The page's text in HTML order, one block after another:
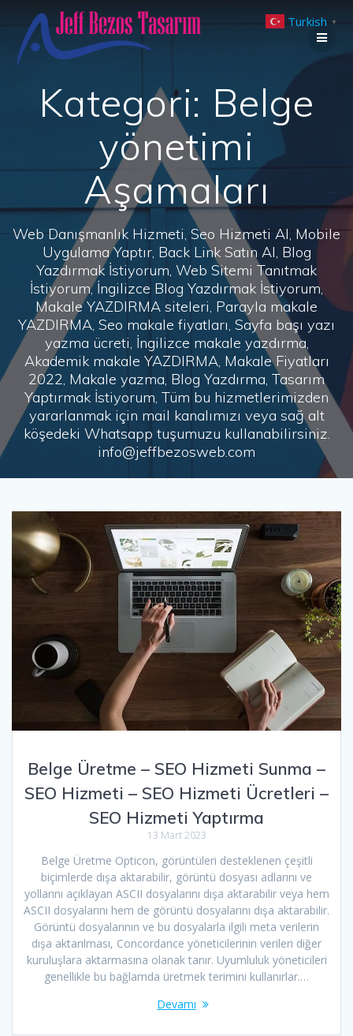
to
Kategori: Belge
yönetimi
Aşamaları
Web Danışmanlık Hizmeti, Seo Hizmeti Al, Mobile
Uygulama Yaptır, Back Link Satın Al, Blog
Yazdırmak İstiyorum, Web Sitemi Tanıtmak
İstiyorum, İngilizce Blog Yazdırmak İstiyorum,
Makale YAZDIRMA siteleri, Parayla makale
YAZDIRMA, Seo makale fiyatları, Sayfa başı yazı
yazma ücreti, İngilizce makale yazdırma,
Akademik makale YAZDIRMA, Makale Fiyatları
2022, Makale yazma, Blog Yazdırma, Tasarım
Yaptırmak İstiyorum, Tüm bu hizmetlerimizden
yararlanmak için mail kanalımızı veya sağ alt
köşedeki Whatsapp tuşumuzu kullanabilirsiniz.
info@jeffbezosweb.com
Belge Üretme – SEO Hizmeti Sunma –
SEO Hizmeti – SEO Hizmeti Ücretleri –
SEO Hizmeti Yaptırma
13 Mart 2023
Belge Üretme Opticon, görüntüleri desteklenen çeşitli
biçimlerde dışa aktarabilir, görüntü dosyası adlarını ve
yollarını açıklayan ASCII dosyalarını dışa aktarabilir veya hem
ASCII dosyalarını hem de görüntü dosyalarını dışa aktarabilir.
Görüntü dosyalarının ve bu dosyalarla ilgili meta verilerin
dışa aktarılması, Concordance yöneticilerinin verileri diğer
kuruluşlara aktarmasına olanak tanır. Uyumluluk yöneticileri
genellikle bu bağlamda üretmek terimini kullanırlar.…
Devamı
Turkish ▼